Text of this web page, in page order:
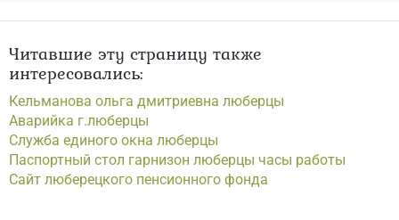
Читавшие эту страницу также
интересовались:
Кельманова ольга дмитриевна люберцы
Аварийка г.люберцы
Служба единого окна люберцы
Паспортный стол гарнизон люберцы часы работы
Сайт люберецкого пенсионного фонда